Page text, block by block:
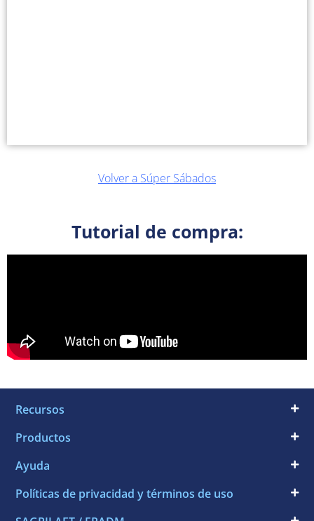
Volver a Súper Sábados
Tutorial de compra:
Recursos
Productos
Ayuda
Políticas de privacidad y términos de uso